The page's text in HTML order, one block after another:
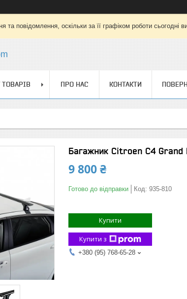
повідомлення, оскільки за її графіком роботи
ТОВАРІВ ПРО НАС КОНТАКТИ
Багажник Citroen C4
9 800 ₴
Готово до відправки Код: 935-810
Купити
Купити з
+380 (95) 768-65-28